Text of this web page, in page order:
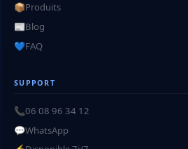
📦Produits
📰Blog
💙FAQ
SUPPORT
📞06 08 96 34 12
💬WhatsApp